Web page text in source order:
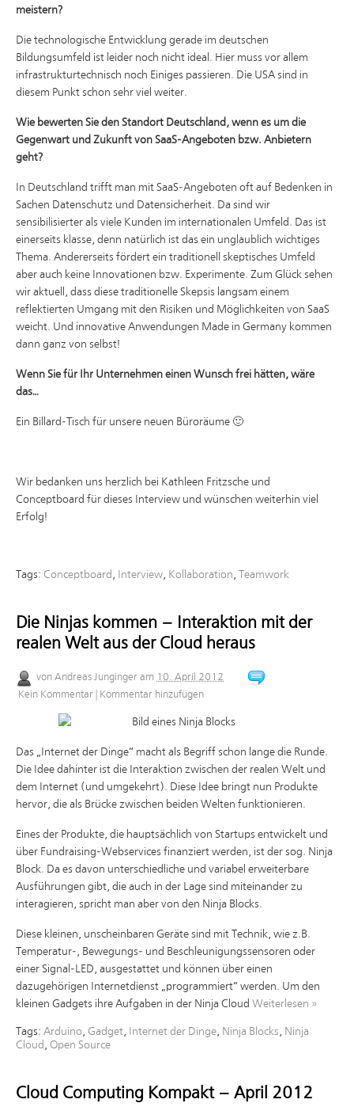
meistern?
Die technologische Entwicklung gerade im deutschen
Bildungsumfeld ist leider noch nicht ideal. Hier muss vor allem
infrastrukturtechnisch noch Einiges passieren. Die USA sind in
diesem Punkt schon sehr viel weiter.
Wie bewerten Sie den Standort Deutschland, wenn es um die
Gegenwart und Zukunft von SaaS-Angeboten bzw. Anbietern
geht?
In Deutschland trifft man mit SaaS-Angeboten oft auf Bedenken in
Sachen Datenschutz und Datensicherheit. Da sind wir
sensibilisierter als viele Kunden im internationalen Umfeld. Das ist
einerseits klasse, denn natürlich ist das ein unglaublich wichtiges
Thema. Andererseits fördert ein traditionell skeptisches Umfeld
aber auch keine Innovationen bzw. Experimente. Zum Glück sehen
wir aktuell, dass diese traditionelle Skepsis langsam einem
reflektierten Umgang mit den Risiken und Möglichkeiten von SaaS
weicht. Und innovative Anwendungen Made in Germany kommen
dann ganz von selbst!
Wenn Sie für Ihr Unternehmen einen Wunsch frei hätten, wäre
das…
Ein Billard-Tisch für unsere neuen Büroräume 🙂
Wir bedanken uns herzlich bei Kathleen Fritzsche und
Conceptboard für dieses Interview und wünschen weiterhin viel
Erfolg!
Tags: Conceptboard , Interview, Kollaboration, Teamwork
Die Ninjas kommen – Interaktion mit der
realen Welt aus der Cloud heraus
von Andreas Junginger am 10. April 2012
Kein Kommentar
Kommentar hinzufügen
Das „Internet der Dinge“ macht als Begriff schon lange die Runde.
Die Idee dahinter ist die Interaktion zwischen der realen Welt und
dem Internet (und umgekehrt). Diese Idee bringt nun Produkte
hervor, die als Brücke zwischen beiden Welten funktionieren.
Eines der Produkte, die hauptsächlich von Startups entwickelt und
über Fundraising-Webservices finanziert werden, ist der sog. Ninja
Block. Da es davon unterschiedliche und variabel erweiterbare
Ausführungen gibt, die auch in der Lage sind miteinander zu
interagieren, spricht man aber von den Ninja Blocks.
Diese kleinen, unscheinbaren Geräte sind mit Technik, wie z.B.
Temperatur-, Bewegungs- und Beschleunigungssensoren oder
einer Signal-LED, ausgestattet und können über einen
dazugehörigen Internetdienst „programmiert“ werden. Um den
kleinen Gadgets ihre Aufgaben in der Ninja Cloud Weiterlesen »
Tags: Arduino, Gadget, Internet der Dinge, Ninja Blocks, Ninja
Cloud , Open Source
Cloud Computing Kompakt – April 2012